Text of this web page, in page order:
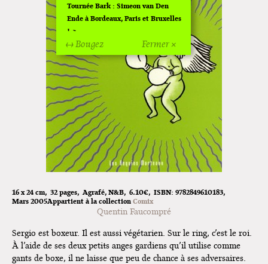
16 x 24 cm 32 pages Agrafé N&B 6.10€ ISBN: 9782849610183
Mars 2005Appartient à la collection Comix
Quentin Faucompré
Sergio est boxeur. Il est aussi végétarien. Sur le ring, c’est le roi.
À l’aide de ses deux petits anges gardiens qu’il utilise comme
gants de boxe, il ne laisse que peu de chance à ses adversaires.
Fermer ×
↔ Bougez
Tournée Bark : Simeon van Den
Ende à Bordeaux, Paris et Bruxelles
!
Off Of Off d'Angoulême 2024
Superette de noël à Pola
L'exposition de Fungirl à
Montpellier !
Lancements de "Ras le bol" de
Cardon
Exposition "Fungirl : Funeral
Tournée "Vulva Viking" : Elizabeth
Pich à Paris et Vincennes !
Dédicace de Gwénola Carrère à
Bruxelles